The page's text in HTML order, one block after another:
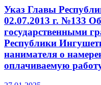
Указ Главы
02.07.2013 г. №133
государственными
Республики
нанимателя о
оплачиваемую